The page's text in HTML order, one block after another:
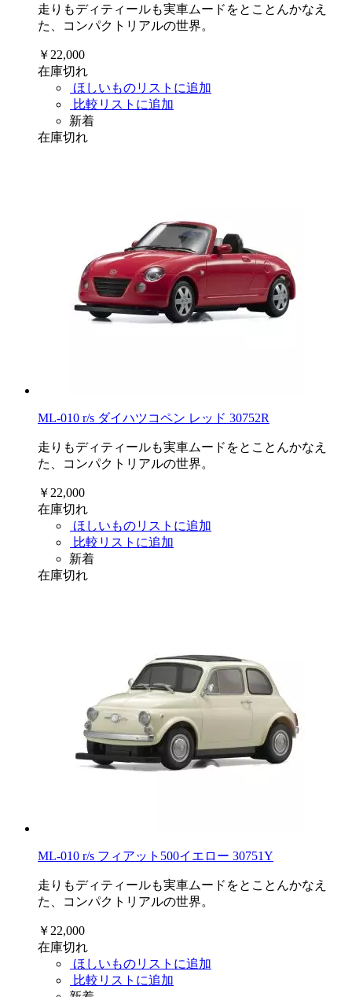
走りもディティールも実車ムードをとことんかなえ
た、コンパクトリアルの世界。
￥22,000
在庫切れ
ほしいものリストに追加
比較リストに追加
新着
在庫切れ
ML-010 r/s ダイハツコペン レッド 30752R
走りもディティールも実車ムードをとことんかなえ
た、コンパクトリアルの世界。
￥22,000
在庫切れ
ほしいものリストに追加
比較リストに追加
新着
在庫切れ
ML-010 r/s フィアット500イエロー 30751Y
走りもディティールも実車ムードをとことんかなえ
た、コンパクトリアルの世界。
￥22,000
在庫切れ
ほしいものリストに追加
比較リストに追加